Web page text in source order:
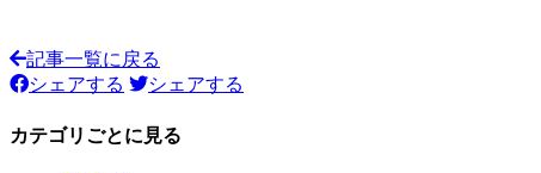
記事一覧に戻る
シェアする
シェアする
カテゴリごとに見る